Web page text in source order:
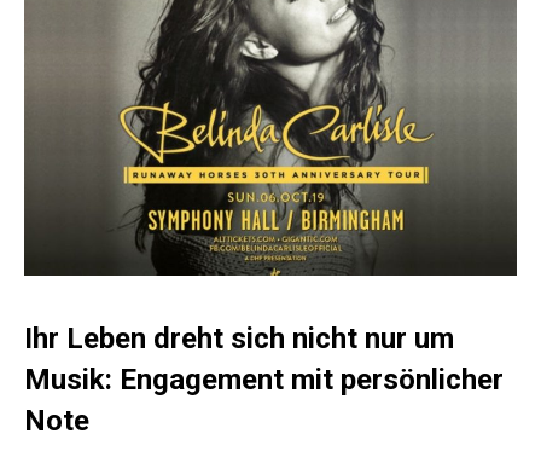
Ihr Leben dreht sich nicht nur um
Musik: Engagement mit persönlicher
Note